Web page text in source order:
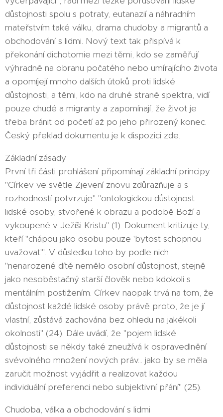
důstojnosti spolu s potraty, eutanazií a náhradním
mateřstvím také válku, drama chudoby a migrantů a
obchodování s lidmi. Nový text tak přispívá k
překonání dichotomie mezi těmi, kdo se zaměřují
výhradně na obranu počatého nebo umírajícího života
a opomíjejí mnoho dalších útoků proti lidské
důstojnosti, a těmi, kdo na druhé straně spektra, vidí
pouze chudé a migranty a zapomínají, že život je
třeba bránit od početí až po jeho přirozený konec.
Český překlad dokumentu je k dispozici zde.
Základní zásady
První tři části prohlášení připomínají základní principy.
"Církev ve světle Zjevení znovu zdůrazňuje a s
rozhodností potvrzuje" "ontologickou důstojnost
lidské osoby, stvořené k obrazu a podobě Boží a
vykoupené v Ježíši Kristu" (1). Dokument kritizuje ty,
kteří "chápou jako osobu pouze 'bytost schopnou
uvažovat'". V důsledku toho by podle nich
"nenarozené dítě nemělo osobní důstojnost, stejně
jako nesoběstačný starší člověk nebo kdokoli s
mentálním postižením. Církev naopak trvá na tom, že
důstojnost každé lidské osoby právě proto, že je jí
vlastní, zůstává zachována bez ohledu na jakékoli
okolnosti" (24). Dále uvádí, že "pojem lidské
důstojnosti se někdy také zneužívá k ospravedlnění
svévolného množení nových práv... jako by se měla
zaručit možnost vyjádřit a realizovat každou
individuální preferenci nebo subjektivní přání" (25).
Chudoba, válka a obchodování s lidmi